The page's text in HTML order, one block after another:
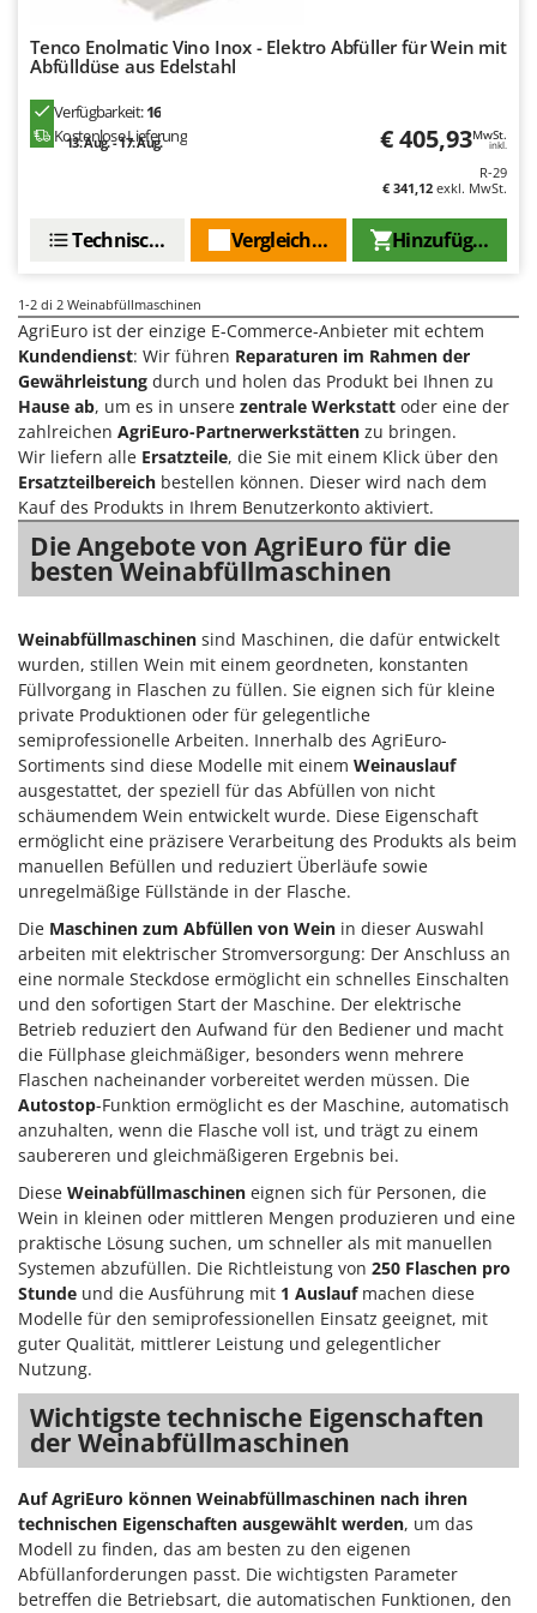
Heckenscheren
Heißluftfritteusen
Hochdruckreiniger
Hochgrasmäher
Holzbacköfen Außenbereich für Pizza und Braten
Holzspalter
K
Kabelpflüge für die Drainage
Kartoffellegemaschine für Traktoren
Kartoffelroder für Traktoren
Kehrmaschinen
Kettensägen
Kippbare Heckschaufeln für Traktoren
Klimaanlagen – Klimageräte
Knetmaschinen
Kompressoren - elektrisch
Kompressoren für Ernte und Baumschnitt
Kreiseleggen
Küchenreiben - elektrisch
Kükenaufzuchtboxen
L
Laderampe aus Aluminium
Laubsauger - Laubbläser
Laubsauger auf Rädern
Luftentfeuchter
Luftkühler
M
Mähroboter
Maisentkörnungsmaschinen
Manuelle Heckenscheren
Mehrzweck-Sauggeräte
Minibacköfen
Motorhacken - Gartenfräsen
Motorspritzen
Mulcher für Traktor
N
Notstromaggregat
Nudelmaschinen
O
Obstmühlen Obsthäcksler Obstmuser
Obstpressen
Olivenernter und Schüttler
Cresco
CTEK
DCG
DeWalt
Di Martino
Diavola Pro
Diesse
Docma
Dominion
Dreame
E
Echo
EcoFlow
Edilmark
Effeuno
Einhell
Elegen
Energy Gruppi
Enotecnica Pillan
Eschenfelder
EuroMech
Eurosystems
F
FAC
Fama Industrie
Famag
Famur
FARMER
FBC
Ferrari Group
Ferroni
Ferrua
FIAC
FIEM
Fimar
FINI
Fiorentini
Fiskars
Flymo
Fontana Forni
Tenco Enolmatic Vino Inox - Elektro Abfüller für Wein mit
Abfülldüse aus Edelstahl
Verfügbarkeit:16
Kostenlose Lieferung
13. Aug. - 17. Aug. € 405,93MwSt.
inkl.
R-29
€ 341,12 exkl. MwSt.
Hinzufügen
Vergleichen Sie
Technische Daten
1-2 di 2 Weinabfüllmaschinen
AgriEuro ist der einzige E-Commerce-Anbieter mit echtem
Kundendienst: Wir führen Reparaturen im Rahmen der
Gewährleistung durch und holen das Produkt bei Ihnen zu
Hause ab, um es in unsere zentrale Werkstatt oder eine der
zahlreichen AgriEuro-Partnerwerkstätten zu bringen.
Wir liefern alle Ersatzteile, die Sie mit einem Klick über den
Ersatzteilbereich bestellen können. Dieser wird nach dem
Kauf des Produkts in Ihrem Benutzerkonto aktiviert.
Die Angebote von AgriEuro für die
besten Weinabfüllmaschinen
Weinabfüllmaschinen sind Maschinen, die dafür entwickelt
wurden, stillen Wein mit einem geordneten, konstanten
Füllvorgang in Flaschen zu füllen. Sie eignen sich für kleine
private Produktionen oder für gelegentliche
semiprofessionelle Arbeiten. Innerhalb des AgriEuro-
Sortiments sind diese Modelle mit einem Weinauslauf
ausgestattet, der speziell für das Abfüllen von nicht
schäumendem Wein entwickelt wurde. Diese Eigenschaft
ermöglicht eine präzisere Verarbeitung des Produkts als beim
manuellen Befüllen und reduziert Überläufe sowie
unregelmäßige Füllstände in der Flasche.
Die Maschinen zum Abfüllen von Wein in dieser Auswahl
arbeiten mit elektrischer Stromversorgung: Der Anschluss an
eine normale Steckdose ermöglicht ein schnelles Einschalten
und den sofortigen Start der Maschine. Der elektrische
Betrieb reduziert den Aufwand für den Bediener und macht
die Füllphase gleichmäßiger, besonders wenn mehrere
Flaschen nacheinander vorbereitet werden müssen. Die
Autostop-Funktion ermöglicht es der Maschine, automatisch
anzuhalten, wenn die Flasche voll ist, und trägt zu einem
saubereren und gleichmäßigeren Ergebnis bei.
Diese Weinabfüllmaschinen eignen sich für Personen, die
Wein in kleinen oder mittleren Mengen produzieren und eine
praktische Lösung suchen, um schneller als mit manuellen
Systemen abzufüllen. Die Richtleistung von 250 Flaschen pro
Stunde und die Ausführung mit 1 Auslaufmachen diese
Modelle für den semiprofessionellen Einsatz geeignet, mit
guter Qualität, mittlerer Leistung und gelegentlicher
Nutzung.
Wichtigste technische Eigenschaften
der Weinabfüllmaschinen
Auf AgriEuro können Weinabfüllmaschinen nach ihren
technischen Eigenschaften ausgewählt werden, um das
Modell zu finden, das am besten zu den eigenen
Abfüllanforderungen passt. Die wichtigsten Parameter
betreffen die Betriebsart, die automatischen Funktionen, den